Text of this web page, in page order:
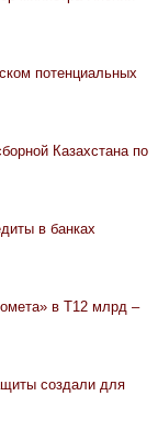
потенциальных
Казахстана по
в банках
в Т12 млрд –
создали для